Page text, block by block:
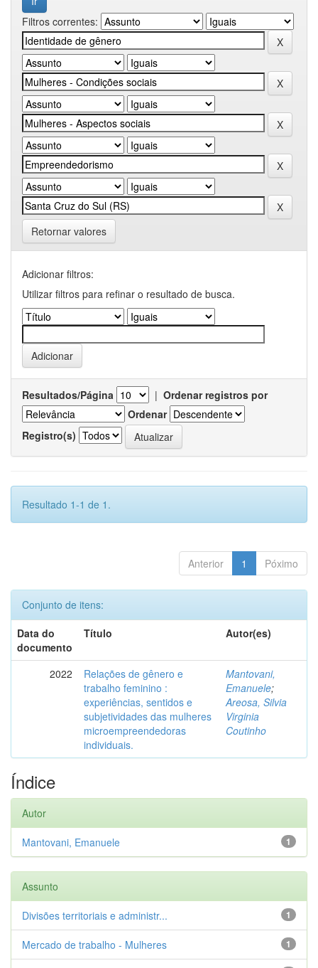
Filtros correntes:
Retornar valores
Adicionar filtros:
Utilizar filtros para refinar o resultado de busca.
Resultados/Página | Ordenar registros por
Ordenar
Registro(s)
Resultado 1-1 de 1.
Anterior 1 Póximo
Conjunto de itens:
Data do
documento
Título Autor(es)
2022
Relações de gênero e
trabalho feminino :
experiências, sentidos e
subjetividades das mulheres
microempreendedoras
individuais.
Mantovani,
Emanuele;
Areosa, Silvia
Virginia
Coutinho
Índice
Autor
1
Mantovani, Emanuele
Assunto
1
Divisões territoriais e administr...
1
Mercado de trabalho - Mulheres